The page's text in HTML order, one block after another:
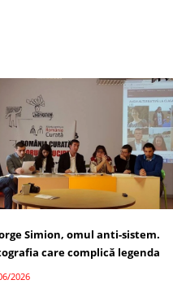
Simion, omul anti-sistem.
care complică legenda
2026